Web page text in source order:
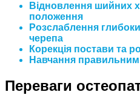
Відновлення шийних
положення
Розслаблення
черепа
Корекція постави та
Навчання
Переваги